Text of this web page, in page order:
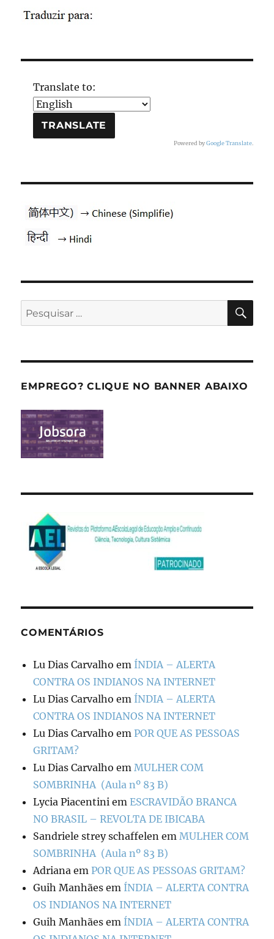
Translate to:
Powered byGoogle Translate.
Pesquisar
por:
EMPREGO? CLIQUE NO BANNER ABAIXO
COMENTÁRIOS
Lu Dias Carvalho em ÍNDIA – ALERTA
CONTRA OS INDIANOS NA INTERNET
Lu Dias Carvalho em ÍNDIA – ALERTA
CONTRA OS INDIANOS NA INTERNET
Lu Dias Carvalho em POR QUE AS PESSOAS
GRITAM?
Lu Dias Carvalho em MULHER COM
SOMBRINHA (Aula nº 83 B)
Lycia Piacentini emESCRAVIDÃO BRANCA
NO BRASIL – REVOLTA DE IBICABA
Sandriele strey schaffelen em MULHER COM
SOMBRINHA (Aula nº 83 B)
Adriana em POR QUE AS PESSOAS GRITAM?
Guih Manhães em ÍNDIA – ALERTA CONTRA
OS INDIANOS NA INTERNET
Guih Manhães em ÍNDIA – ALERTA CONTRA